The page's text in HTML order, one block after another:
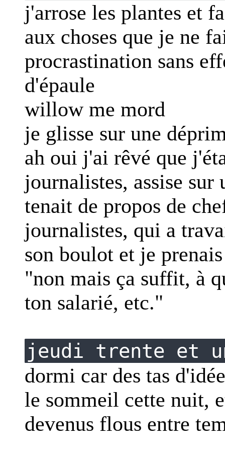
j'arrose les plantes et
aux choses que je ne
procrastination sans
d'épaule
willow me mord
je glisse sur une
ah oui j'ai rêvé que
journalistes, assise sur
tenait de propos de
journalistes, qui a
son boulot et je
"non mais ça suffit, à
ton salarié, etc."
jeudi trente et
dormi car des tas
le sommeil cette nuit,
devenus flous entre